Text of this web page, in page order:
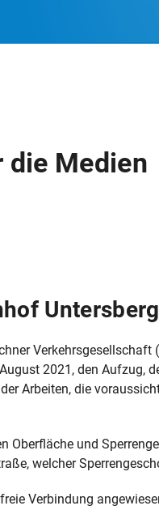
die Medien
2021, den Aufzug,
Arbeiten, die
Oberfläche und
welcher
Verbindung